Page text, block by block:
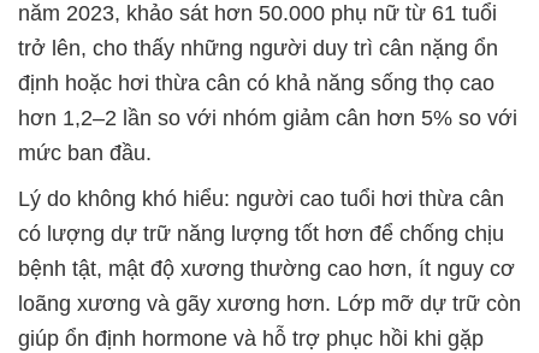
năm 2023, khảo sát hơn 50.000 phụ nữ từ 61 tuổi
trở lên, cho thấy những người duy trì cân nặng ổn
định hoặc hơi thừa cân có khả năng sống thọ cao
hơn 1,2–2 lần so với nhóm giảm cân hơn 5% so với
mức ban đầu.
Lý do không khó hiểu: người cao tuổi hơi thừa cân
có lượng dự trữ năng lượng tốt hơn để chống chịu
bệnh tật, mật độ xương thường cao hơn, ít nguy cơ
loãng xương và gãy xương hơn. Lớp mỡ dự trữ còn
giúp ổn định hormone và hỗ trợ phục hồi khi gặp